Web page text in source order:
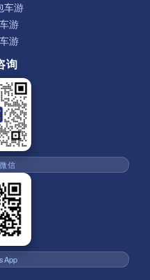
车游
游
游
询
信